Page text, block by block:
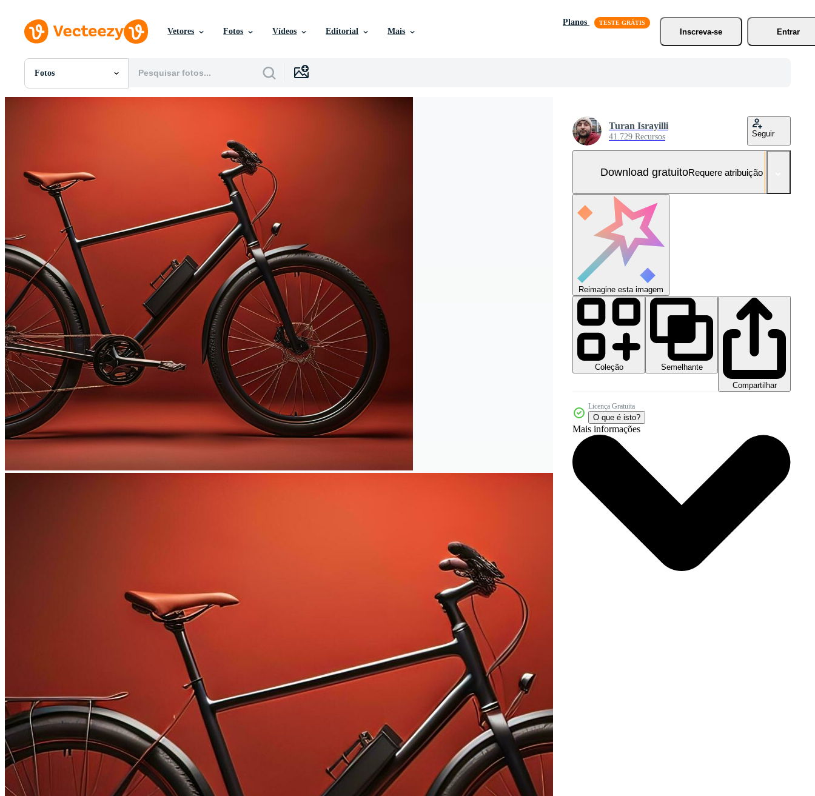
Vetores Fotos Vídeos Editorial Mais
Planos
Inscreva-se
Entrar
Fotos
Todas Imagens
Videos
Motion graphics
Imagens Editoriais
Eventos Editoriais
Turan Israyilli
41.729 Recursos Seguir
Download gratuitoRequere atribuição
Reimagine esta imagem
Coleção
Semelhante
Compartilhar
Licença Gratuita
O que é isto?
Mais informações